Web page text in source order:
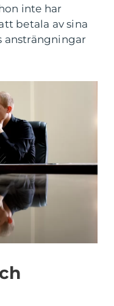
inte har
betala av sina
ansträngningar